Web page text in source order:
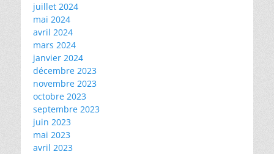
juillet 2024
mai 2024
avril 2024
mars 2024
janvier 2024
décembre 2023
novembre 2023
octobre 2023
septembre 2023
juin 2023
mai 2023
avril 2023